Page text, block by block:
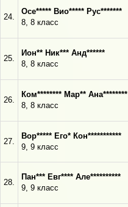
24.
Осе***** Вио***** Рус*******
8, 8 класс
25.
Ион** Ник*** Анд******
8, 8 класс
26.
Ком******** Мар** Ана********
8, 8 класс
27.
Вор***** Его* Кон***********
9, 9 класс
28.
Пан*** Евг**** Але**********
9, 9 класс